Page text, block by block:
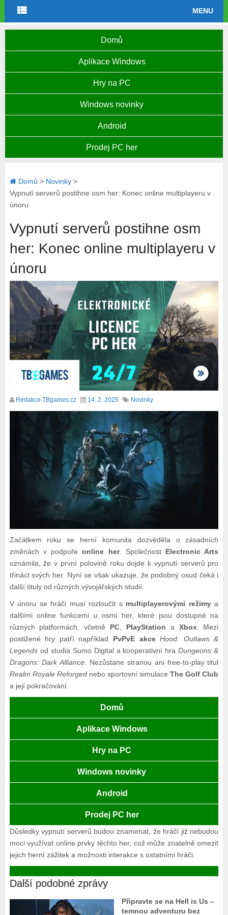
MENU
Domů
Aplikace Windows
Hry na PC
Windows novinky
Android
Prodej PC her
Domů > Novinky>
Vypnutí serverů postihne osm her: Konec online multiplayeru v
únoru
Vypnutí serverů postihne osm
her: Konec online multiplayeru v
únoru
Redakce TBgames.cz 14. 2. 2025 Novinky
Začátkem roku se herní komunita dozvěděla o zásadních
změnách v podpořeonline her. Společnost Electronic Arts
oznámila, že v první polovině roku dojde k vypnutí serverů pro
třináct svých her. Nyní se však ukazuje, že podobný osud čeká i
další tituly od různých vývojářských studií.
V únoru se hráči musí rozloučit s multiplayerovými režimya
dalšími online funkcemi u osmi her, které jsou dostupné na
různých platformách, včetně PC PlayStation a Xbox. Mezi
postižené hry patří například PvPvE akce Hood: Outlaws &
Legendsod studia Sumo Digital a kooperativní hraDungeons &
Dragons: Dark Alliance . Nezůstane stranou ani free-to-play titul
Realm Royale Reforgednebo sportovní simulaceThe Golf Club
a její pokračování.
Domů
Aplikace Windows
Hry na PC
Windows novinky
Android
Prodej PC her
Důsledky vypnutí serverů budou znamenat, že hráči již nebudou
moci využívat online prvky těchto her, což může znatelně omezit
jejich herní zážitek a možnosti interakce s ostatními hráči.
Další podobné zprávy
Připravte se na Hell is Us –
temnou adventuru bez